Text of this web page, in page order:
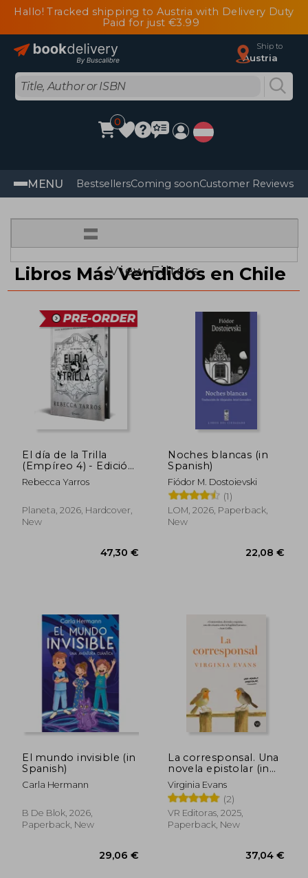
Hallo! Tracked shipping to Austria with Delivery Duty
Paid for just €3.99
Ship to
Austria
0
MENU BestsellersComing soonCustomer Reviews
=
View Filters
Libros Más Vendidos en Chile
El día de la Trilla
(Empíreo 4) - Edición
limitada con cantos
tintados (in Spanish)
Rebecca Yarros
Planeta, 2026, Hardcover,
New
47,30 €
Noches blancas (in
Spanish)
Fiódor M. Dostoievski
(1)
LOM, 2026, Paperback,
New
El mundo invisible (in
Spanish)
Carla Hermann
B De Blok, 2026,
Paperback, New
La corresponsal. Una
novela epistolar (in
Spanish)
Virginia Evans
(2)
VR Editoras, 2025,
Paperback, New